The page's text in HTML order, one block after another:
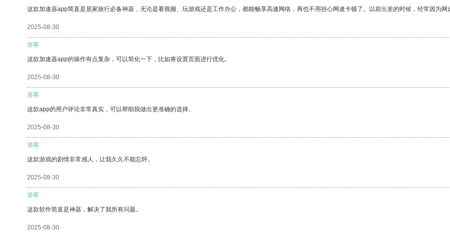
这款加速器app简直是居家旅行必备神器，无论是看视频、玩游戏还是工作办公，都能畅享高速网络，再也不用担心网速卡顿了。以前出差的时候，经常因为
2025-08-30
游客
这款加速器app的操作有点复杂，可以简化一下，比如将设置页面进行优化。
2025-08-30
游客
这款app的用户评论非常真实，可以帮助我做出更准确的选择。
2025-08-30
游客
这款游戏的剧情非常感人，让我久久不能忘怀。
2025-08-30
游客
这款软件简直是神器，解决了我所有问题。
2025-08-30